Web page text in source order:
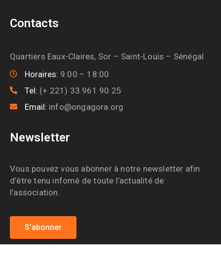
Contacts
Quartiers Eaux-Claires, Sor – Saint-Louis – Sénégal
Horaires: 9:00 – 18:00
Tel: (+ 221) 33 961 90 25
Email: info@ongagora.org
Newsletter
Vous pouvez vous abonner à notre newsletter afin
d’être tenu infomé de toute l’actualité de
l’association.
S'abonner